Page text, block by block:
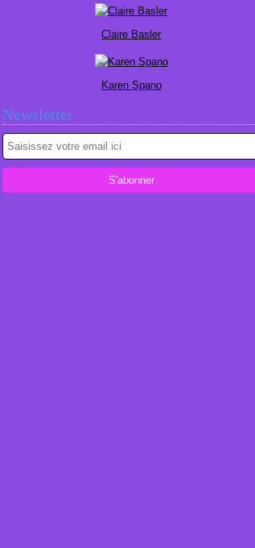
Claire Basler
Karen Spano
Newsletter